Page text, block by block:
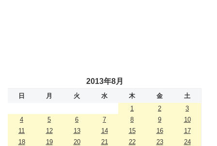
2013年8月
日 月 火 水 木 金
土
1
2
3
4
5 6 7 8 9
10
11
12 13 14 15 16
17
18
19 20 21 22 23
24